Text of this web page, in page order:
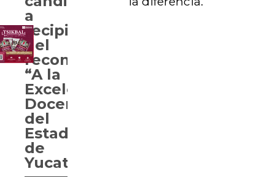
a
recipiendarios
del
reconocimiento
“A la
Excelencia
Docente
del
Estado
de
Yucatán”.